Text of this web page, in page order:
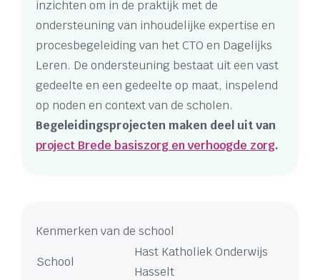
inzichten om in de praktijk met de
ondersteuning van inhoudelijke expertise en
procesbegeleiding van het CTO en Dagelijks
Leren. De ondersteuning bestaat uit een vast
gedeelte en een gedeelte op maat, inspelend
op noden en context van de scholen.
Begeleidingsprojecten maken deel uit van
project Brede basiszorg en verhoogde zorg.
Kenmerken van de school
School
Hast Katholiek Onderwijs
Hasselt